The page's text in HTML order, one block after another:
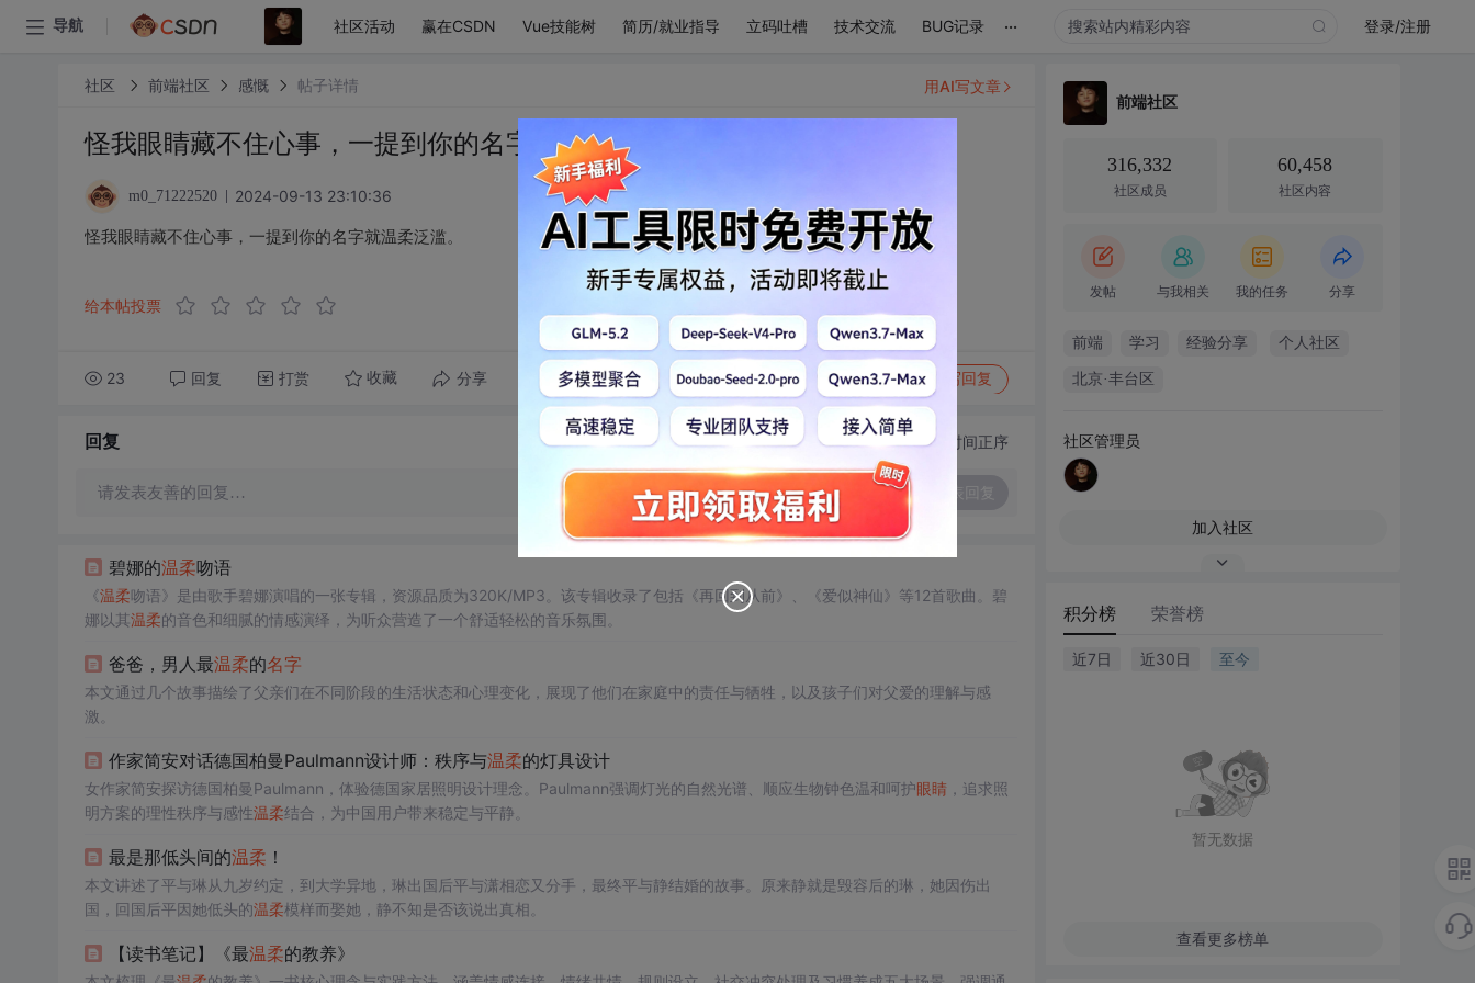
导航 社区活动 赢在CSDN Vue技能树 简历/就业指导 立码吐槽 技术交流 BUG记录 ... 登录/注册
社区 前端社区 感慨 帖子详情
怪我眼睛藏不住心事，一提到你的名字就温柔泛滥。
m0_71222520 2024-09-13 23:10:36
怪我眼睛藏不住心事，一提到你的名字就温柔泛滥。
给本帖投票
23 回复 打赏 收藏 分享 转发到动态 举报 写回复
用AI写文章
回复 切换为时间正序
请发表友善的回复…
碧娜的温柔吻语
《温柔吻语》是由歌手碧娜演唱的一张专辑，资源品质为320K/MP3。该专辑收录了包括《再回到从前》、《爱似神仙》等12首歌曲。碧
娜以其温柔的音色和细腻的情感演绎，为听众营造了一个舒适轻松的音乐氛围。
爸爸，男人最温柔的名字
本文通过几个故事描绘了父亲们在不同阶段的生活状态和心理变化，展现了他们在家庭中的责任与牺牲，以及孩子们对父爱的理解与感
激。
作家简安对话德国柏曼Paulmann设计师：秩序与温柔的灯具设计
女作家简安探访德国柏曼Paulmann，体验德国家居照明设计理念。Paulmann强调灯光的自然光谱、顺应生物钟色温和呵护眼睛，追求照
明方案的理性秩序与感性温柔结合，为中国用户带来稳定与平静。
最是那低头间的温柔 ！
本文讲述了平与琳从九岁约定，到大学异地，琳出国后平与潇相恋又分手，最终平与静结婚的故事。原来静就是毁容后的琳，她因伤出
国，回国后平因她低头的温柔模样而娶她，静不知是否该说出真相。
【读书笔记】《最温柔的教养》
前端社区
316,332
社区成员
60,458
社区内容
发帖 与我相关 我的任务 分享
前端 学习 经验分享 个人社区
北京·丰台区
社区管理员
加入社区
积分榜 荣誉榜
近7日 近30日 至今
暂无数据
查看更多榜单